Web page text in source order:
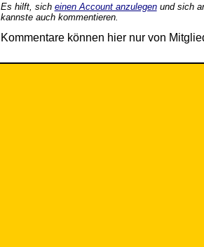
Es hilft, sich einen Account anzulegenund sich
kannste auch kommentieren.
Kommentare können hier nur von